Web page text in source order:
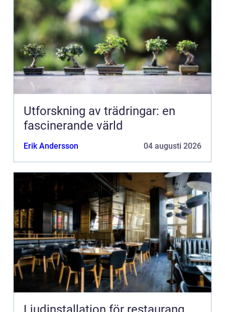
Utforskning av trädringar: en
fascinerande värld
Erik Andersson 04 augusti 2026